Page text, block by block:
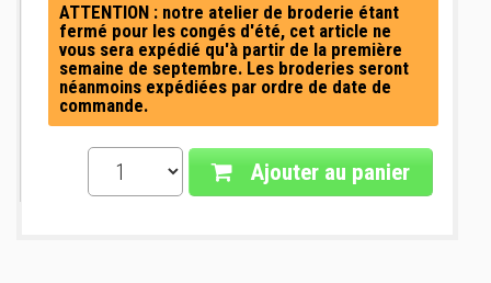
ATTENTION : notre atelier de broderie étant
fermé pour les congés d'été, cet article ne
vous sera expédié qu'à partir de la première
semaine de septembre. Les broderies seront
néanmoins expédiées par ordre de date de
commande.
Ajouter au panier